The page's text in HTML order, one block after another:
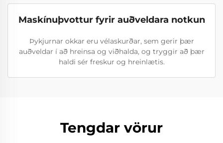
Maskínuþvottur fyrir auðveldara notkun
Þykjurnar okkar eru vélaskurðar, sem gerir þær
auðveldar í að hreinsa og viðhalda, og tryggir að þær
haldi sér freskur og hreinlætis.
Tengdar vörur